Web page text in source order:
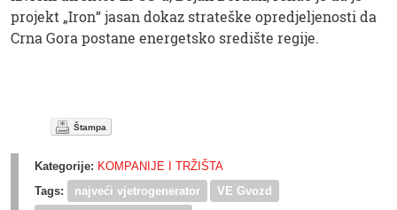
projekt „Iron“ jasan dokaz strateške opredjeljenosti da
Crna Gora postane energetsko središte regije.
Štampa
Kategorije: KOMPANIJE I TRŽIŠTA
Tags:
najveći vjetrogenerator
VE Gvozd